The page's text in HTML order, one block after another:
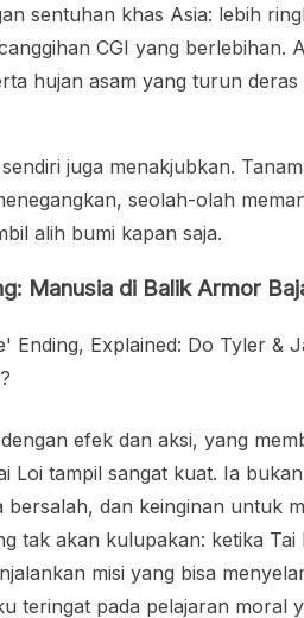
sentuhan khas Asia: lebih
CGI yang
hujan asam yang turun
juga menakjubkan.
seolah-olah
alih bumi kapan saja.
Manusia di Balik Armor
efek dan aksi, yang
Loi tampil sangat kuat. Ia
bersalah, dan keinginan untuk
tak akan kulupakan: ketika
misi yang bisa
teringat pada pelajaran